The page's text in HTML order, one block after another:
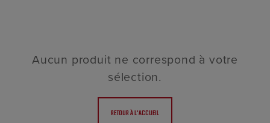
Aucun produit ne correspond à votre
sélection.
RETOUR À L'ACCUEIL